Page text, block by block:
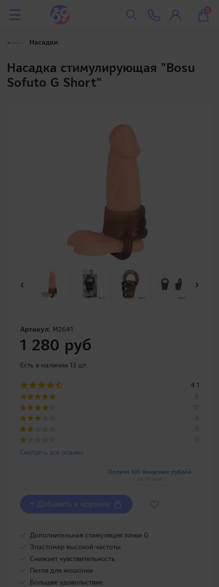
0
Насадки
Насадка стимулирующая "Bosu
Sofuto G Short"
‹ ›
Артикул: M2641
1 280 руб
Есть в наличии 13 шт.
4.1
8
10
6
0
0
Смотреть все отзывы
Получи 100 бонусных рублей
за отзыв
+ Добавить в корзину
Дополнительная стимуляция точки G
Эластомер высокой частоты
Снижает чувствительность
Петля для мошонки
Большее удовольствие